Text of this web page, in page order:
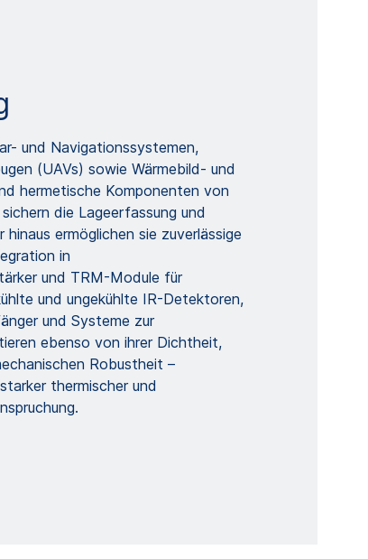
und Navigationssystemen,
(UAVs) sowie Wärmebild- und
hermetische Komponenten von
die Lageerfassung und
ermöglichen sie zuverlässige
in
und TRM-Module für
und ungekühlte IR-Detektoren,
und Systeme zur
ebenso von ihrer Dichtheit,
Robustheit –
thermischer und